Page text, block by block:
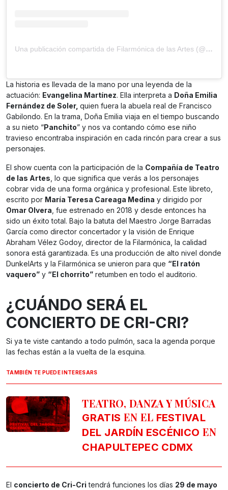
Una publicación compartida de Filarmónica de las Artes (@fdelasartes)
La historia es llevada de la mano por una leyenda de la
actuación: Evangelina Martínez. Ella interpreta a Doña Emilia
Fernández de Soler, quien fuera la abuela real de Francisco
Gabilondo. En la trama, Doña Emilia viaja en el tiempo buscando
a su nieto “Panchito” y nos va contando cómo ese niño
travieso encontraba inspiración en cada rincón para crear a sus
personajes.
El show cuenta con la participación de la Compañía de Teatro
de las Artes , lo que significa que verás a los personajes
cobrar vida de una forma orgánica y profesional. Este libreto,
escrito por María Teresa Careaga Medina y dirigido por
Omar Olvera , fue estrenado en 2018 y desde entonces ha
sido un éxito total. Bajo la batuta del Maestro Jorge Barradas
García como director concertador y la visión de Enrique
Abraham Vélez Godoy, director de la Filarmónica, la calidad
sonora está garantizada. Es una producción de alto nivel donde
DunkelArts y la Filarmónica se unieron para que “El ratón
vaquero” y “El chorrito” retumben en todo el auditorio.
¿CUÁNDO SERÁ EL
CONCIERTO DE CRI-CRI?
Si ya te viste cantando a todo pulmón, saca la agenda porque
las fechas están a la vuelta de la esquina.
TAMBIÉN TE PUEDE INTERESARS
TEATRO, DANZA Y MÚSICA
GRATIS EN EL FESTIVAL
DEL JARDÍN ESCÉNICO EN
CHAPULTEPEC CDMX
El concierto de Cri-Cri tendrá funciones los días 29 de mayo